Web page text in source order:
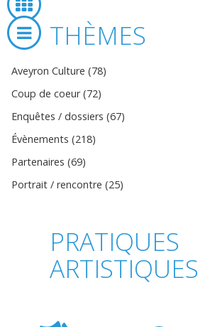
THÈMES
Aveyron Culture (78)
Coup de coeur (72)
Enquêtes / dossiers (67)
Évènements (218)
Partenaires (69)
Portrait / rencontre (25)
PRATIQUES
ARTISTIQUES